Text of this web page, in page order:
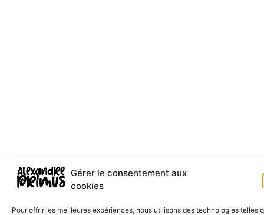
Gérer le consentement aux
cookies
Pour offrir les meilleures expériences, nous utilisons des technologies telles